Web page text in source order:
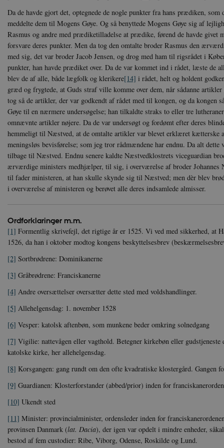
Da de havde gjort det, optegnede de nogle punkter fra hans prædiken, som
meddelte dem til Mogens Gøye. Og så benyttede Mogens Gøye sig af
Rasmus og andre med prædiketilladelse at prædike, førend de havde givet
forsvare deres punkter. Men da tog den omtalte broder Rasmus den
med sig, det var broder Jacob Jensen, og drog med ham til rigsrådet i
punkter, han havde prædiket over. Da de var kommet ind i rådet, læste de
blev de af alle, både lægfolk og klerikere[14] i rådet, helt og holdent
græd og frygtede, at Guds straf ville komme over dem, når sådanne
tog så de artikler, der var godkendt af rådet med til kongen, og da kongen
Gøye til en nærmere undersøgelse; han tilkaldte straks to eller tre
omnævnte artikler nøjere. Da de var undersøgt og fordømt efter deres
hemmeligt til Næstved, at de omtalte artikler var blevet erklæret kætterske
meningsløs bevisførelse; som jeg tror rådmændene har endnu. Da alt dette
tilbage til Næstved. Endnu senere kaldte Næstvedklostrets viceguardian
ærværdige ministers medhjælper, til sig, i overværelse af broder Johannes
til fader ministeren, at han skulle skynde sig til Næstved; men dèr blev
i overværelse af ministeren og berøvet alle deres indsamlede almisser.
Ordforklaringer m.m.
[1] Formentlig skrivefejl, det rigtige år er 1525. Vi ved med sikkerhed, at
1526, da han i oktober modtog kongens beskyttelsesbrev
[2] Sortbrødrene: Dominikanerne
[3] Gråbrødrene: Franciskanerne
[4] Andre oversættelser oversætter dette sted med voldshandlinger.
[5] Allehelgensdag: 1. november 1528
[6] Vesper: katolsk aftenbøn, som munkene beder omkring solnedgang
[7] Vigilie: nattevågen eller vagthold. Betegner kirkebøn eller gudstjeneste
katolske kirke, her allehelgensdag.
[8] Korsgangen: gang rundt om den ofte kvadratiske klostergård. Gangen
[9] Guardianen: Klosterforstander (abbed/prior) inden for
[10] Ukendt sted
[11] Minister: provincialminister, ordensleder inden for
provinsen Danmark (lat. Dacia), der igen var opdelt i mindre enheder,
bestod af fem custodier: Ribe, Viborg, Odense, Roskilde og Lund.
Nødvendige cookies
Hjemmesiden kan ikke
Navn
be_typo_user
sp_t
sp_landing
JSESSIONID
CookieScriptConsent
XSRF-TOKEN
_gid
Google
CloudFront-
CloudFront-
Region
.h5p.com
CloudFront-
Policy
Navn
NID
YSC
Navn
Navn